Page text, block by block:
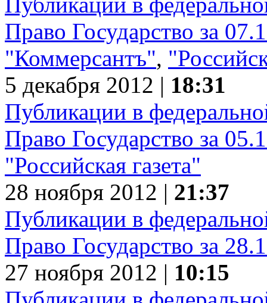
Право Государство за
"Коммерсантъ",
5 декабря 2012 | 18:31
Публикации в
Право Государство за
"Российская газета"
28 ноября 2012 | 21:37
Публикации в
Право Государство за
27 ноября 2012 | 10:15